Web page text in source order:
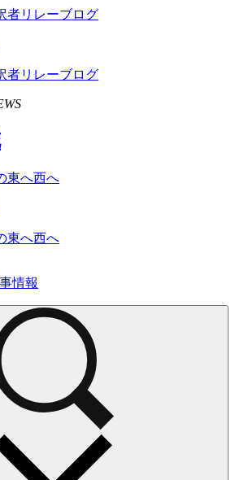
者リレーブログ
者リレーブログ
東へ西へ
東へ西へ
情報